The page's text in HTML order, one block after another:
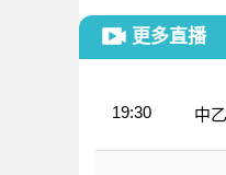
更多直播
19:30 中乙